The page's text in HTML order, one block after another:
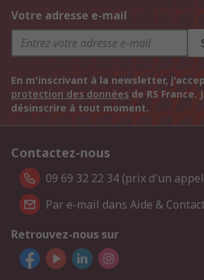
Votre adresse e-mail
En m'inscrivant à la newsletter,
protection des données de RS France.
désinscrire à tout moment.
Contactez-nous
09 69 32 22 34 (prix d'un
Par e-mail dans Aide &
Retrouvez-nous sur